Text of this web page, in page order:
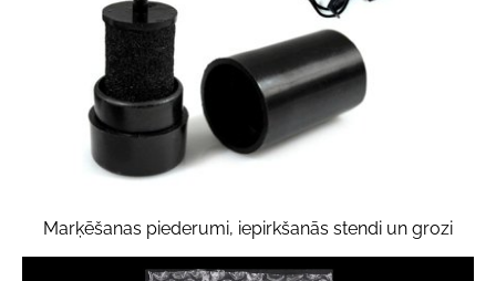
Marķēšanas piederumi, iepirkšanās stendi un grozi